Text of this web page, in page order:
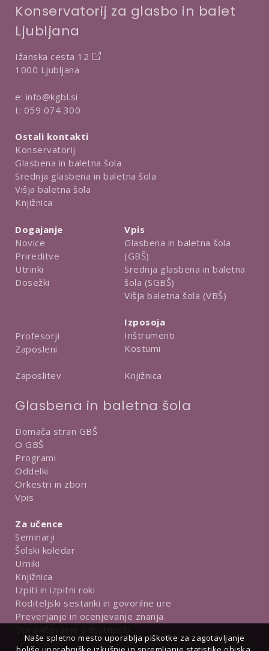
Konservatorij za glasbo in balet
Ljubljana
Ižanska cesta 12
1000 Ljubljana
e: info@kgbl.si
t: 059 074 300
Ostali kontakti
Konservatorij
Glasbena in baletna šola
Srednja glasbena in baletna šola
Višja baletna šola
Knjižnica
Dogajanje
Novice
Prireditve
Utrinki
Dosežki
Profesorji
Zaposleni
Zaposlitev
Vpis
Glasbena in baletna šola
(GBŠ)
Srednja glasbena in baletna
šola (SGBŠ)
Višja baletna šola (VBŠ)
Izposoja
Inštrumenti
Kostumi
Knjižnica
Glasbena in baletna šola
Domača stran GBŠ
O GBŠ
Programi
Oddelki
Orkestri in zbori
Vpis
Za učence
Seminarji
Šolski koledar
Urniki
Knjižnica
Izpiti in izpitni roki
Roditeljski sestanki in govorilne ure
Preverjanje in ocenjevanje znanja
Naše spletno mesto uporablja piškotke za zagotavljanje